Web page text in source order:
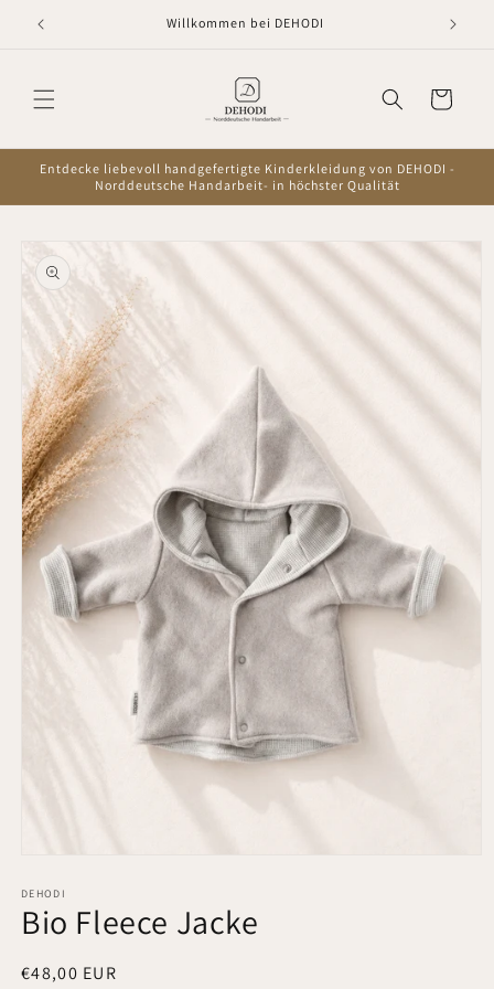
zum
Willkommen bei DEHODI
Warenkorb
Entdecke liebevoll handgefertigte Kinderkleidung von DEHODI -
Norddeutsche Handarbeit- in höchster Qualität
in
Modal
öffnen
DEHODI
Bio Fleece Jacke
Normaler
€48,00 EUR